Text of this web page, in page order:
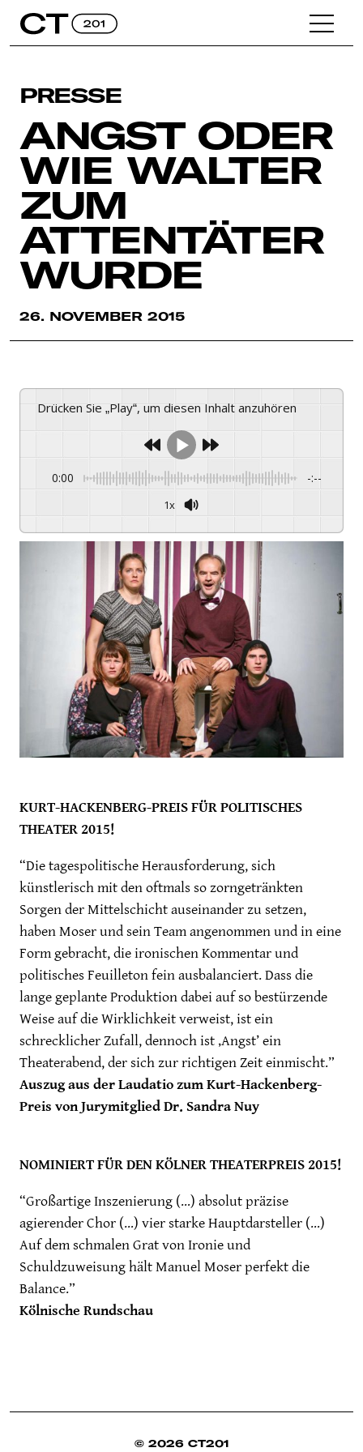
PRESSE
ANGST ODER
WIE WALTER
ZUM
ATTENTÄTER
WURDE
26. NOVEMBER 2015
Drücken Sie „Play“, um diesen Inhalt anzuhören
0:00 -:--
1x
KURT-HACKENBERG-PREIS FÜR POLITISCHES
THEATER 2015!
“Die tagespolitische Herausforderung, sich
künstlerisch mit den oftmals so zorngetränkten
Sorgen der Mittelschicht auseinander zu setzen,
haben Moser und sein Team angenommen und in eine
Form gebracht, die ironischen Kommentar und
politisches Feuilleton fein ausbalanciert. Dass die
lange geplante Produktion dabei auf so bestürzende
Weise auf die Wirklichkeit verweist, ist ein
schrecklicher Zufall, dennoch ist ‚Angst’ ein
Theaterabend, der sich zur richtigen Zeit einmischt.”
Auszug aus der Laudatio zum Kurt-Hackenberg-
Preis von Jurymitglied Dr. Sandra Nuy
NOMINIERT FÜR DEN KÖLNER THEATERPREIS 2015!
“Großartige Inszenierung (…) absolut präzise
agierender Chor (…) vier starke Hauptdarsteller (…)
Auf dem schmalen Grat von Ironie und
Schuldzuweisung hält Manuel Moser perfekt die
Balance.”
Kölnische Rundschau
© 2026 CT201